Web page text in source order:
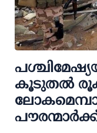
കൂടുതല്‍